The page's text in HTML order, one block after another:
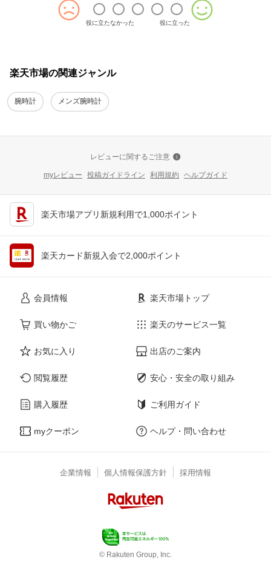
役に立たなかった 役に立った
楽天市場の関連ジャンル
腕時計 メンズ腕時計
レビューに関するご注意
myレビュー 投稿ガイドライン 利用規約 ヘルプガイド
楽天市場アプリ新規利用で1,000ポイント
楽天カード新規入会で2,000ポイント
会員情報
買い物かご
お気に入り
閲覧履歴
購入履歴
myクーポン
楽天市場トップ
楽天のサービス一覧
出店のご案内
安心・安全の取り組み
ご利用ガイド
ヘルプ・問い合わせ
企業情報 個人情報保護方針 採用情報
© Rakuten Group, Inc.